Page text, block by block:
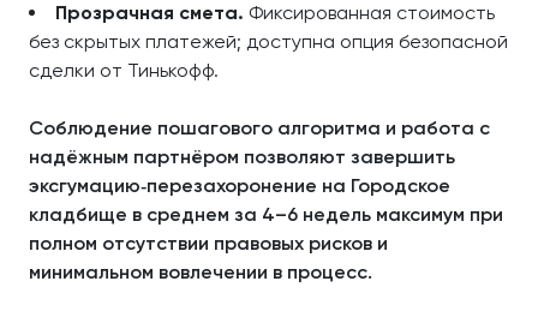
Прозрачная смета. Фиксированная стоимость
без скрытых платежей; доступна опция безопасной
сделки от Тинькофф.
Соблюдение пошагового алгоритма и работа с
надёжным партнёром позволяют завершить
эксгумацию‑перезахоронение на Городское
кладбище в среднем за 4–6 недель максимум при
полном отсутствии правовых рисков и
минимальном вовлечении в процесс.